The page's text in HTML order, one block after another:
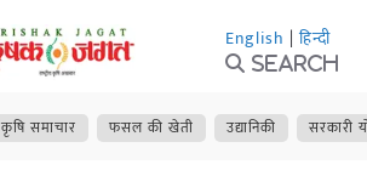
English | हिन्दी
Search
कृषि समाचार फसल की खेती उद्यानिकी सरकारी